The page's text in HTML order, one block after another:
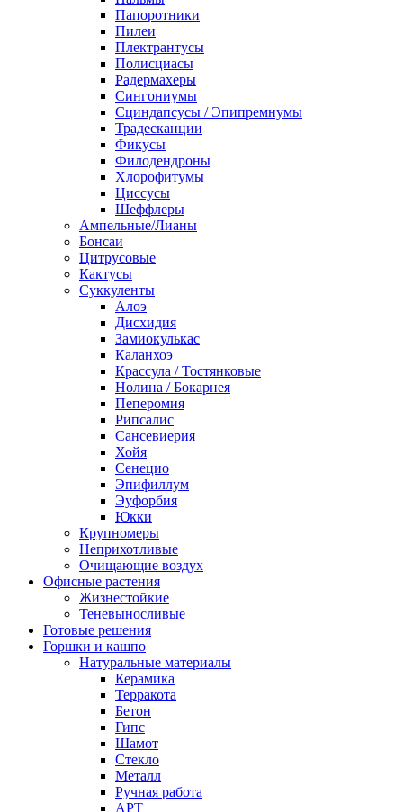
Папоротники
Пилеи
Плектрантусы
Полисциасы
Радермахеры
Сингониумы
Сциндапсусы / Эпипремнумы
Традесканции
Фикусы
Филодендроны
Хлорофитумы
Циссусы
Шеффлеры
Ампельные/Лианы
Бонсаи
Цитрусовые
Кактусы
Суккуленты
Алоэ
Дисхидия
Замиокулькас
Каланхоэ
Крассула / Тостянковые
Нолина / Бокарнея
Пеперомия
Рипсалис
Сансевиерия
Хойя
Сенецио
Эпифиллум
Эуфорбия
Юкки
Крупномеры
Неприхотливые
Очищающие воздух
Офисные растения
Жизнестойкие
Теневыносливые
Готовые решения
Горшки и кашпо
Натуральные материалы
Керамика
Терракота
Бетон
Гипс
Шамот
Стекло
Металл
Ручная работа
АРТ